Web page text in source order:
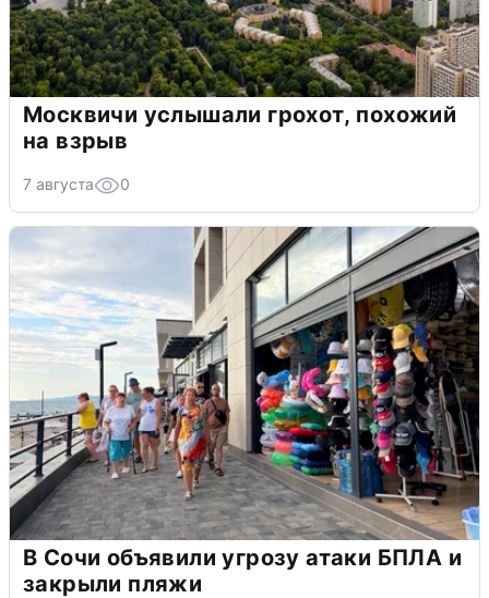
Москвичи услышали грохот, похожий
на взрыв
7 августа 0
В Сочи объявили угрозу атаки БПЛА и
закрыли пляжи